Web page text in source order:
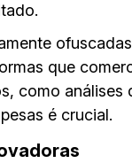
que
como
é crucial.